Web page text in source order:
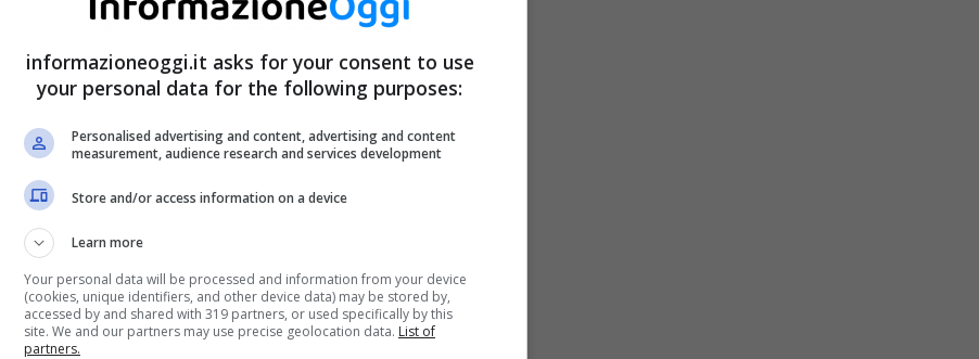
informazioneoggi.it asks for your consent to use
your personal data for the following purposes:
Personalised advertising and content, advertising and content
measurement, audience research and services development
Store and/or access information on a device
Learn more
Your personal data will be processed and information from your device
(cookies, unique identifiers, and other device data) may be stored by,
accessed by and shared with 319 partners, or used specifically by this
site. We and our partners may use precise geolocation data. List of
partners.